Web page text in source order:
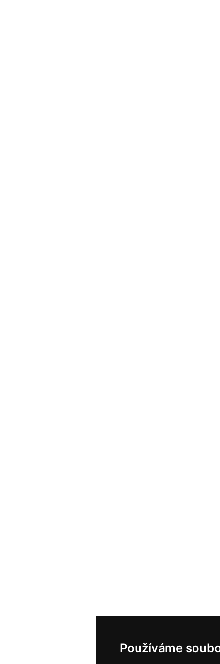
Používáme